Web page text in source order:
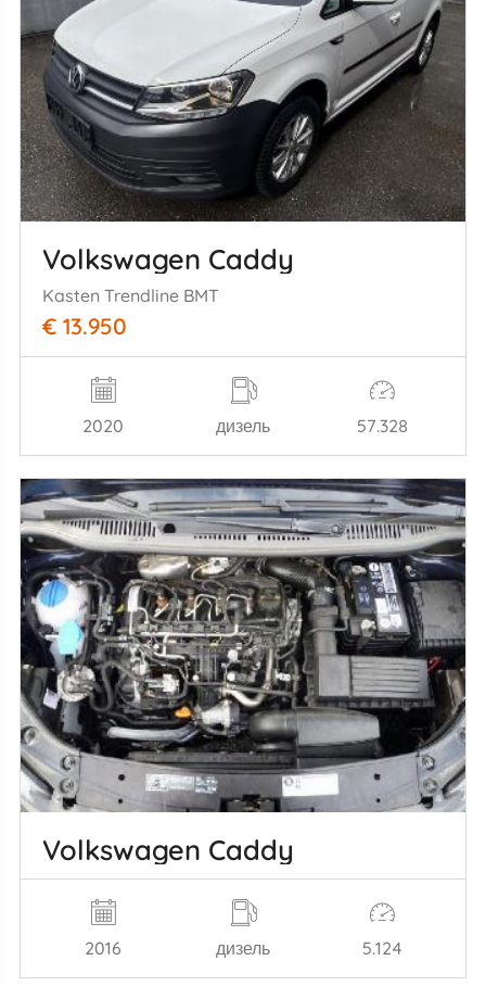
Volkswagen Caddy
Kasten Trendline BMT
€ 13.950
2020 дизель 57.328
Volkswagen Caddy
2016 дизель 5.124